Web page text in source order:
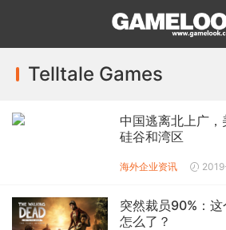
Telltale Games
中国逃离北上广
硅谷和湾区
海外企业资讯
突然裁员90%：
怎么了？